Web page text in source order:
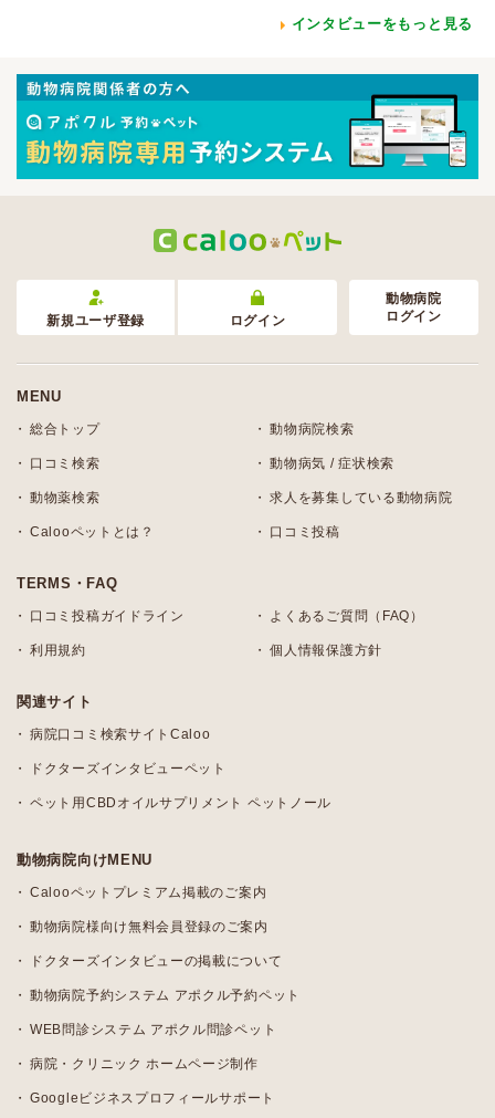
インタビューをもっと見る
新規ユーザ登録 ログイン
動物病院
ログイン
MENU
総合トップ 動物病院検索
口コミ検索 動物病気 / 症状検索
動物薬検索 求人を募集している動物病院
Calooペットとは？ 口コミ投稿
TERMS・FAQ
口コミ投稿ガイドライン よくあるご質問（FAQ）
利用規約 個人情報保護方針
関連サイト
病院口コミ検索サイトCaloo
ドクターズインタビューペット
ペット用CBDオイルサプリメント ペットノール
動物病院向けMENU
Calooペットプレミアム掲載のご案内
動物病院様向け無料会員登録のご案内
ドクターズインタビューの掲載について
動物病院予約システム アポクル予約ペット
WEB問診システム アポクル問診ペット
病院・クリニック ホームページ制作
Googleビジネスプロフィールサポート